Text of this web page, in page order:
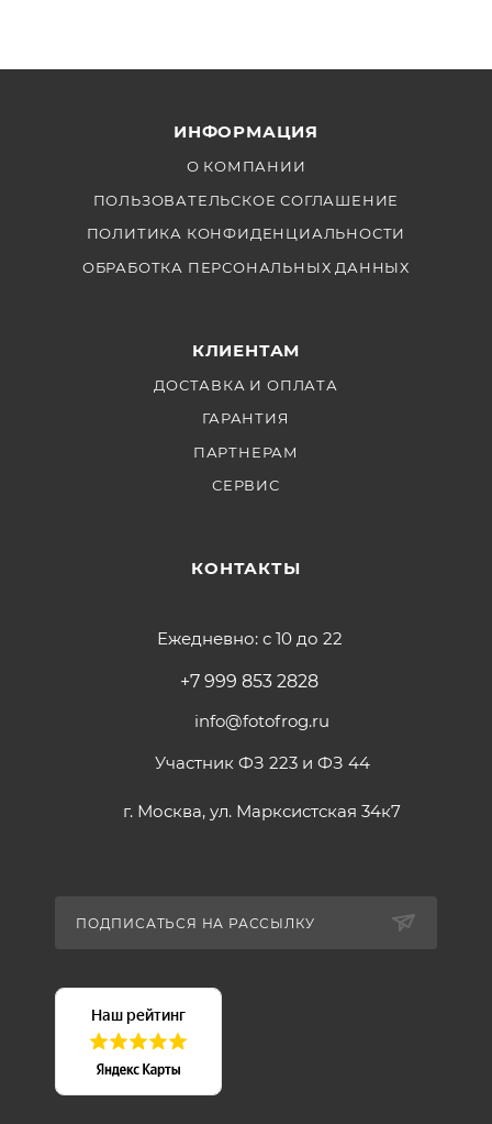
ИНФОРМАЦИЯ
О КОМПАНИИ
ПОЛЬЗОВАТЕЛЬСКОЕ СОГЛАШЕНИЕ
ПОЛИТИКА КОНФИДЕНЦИАЛЬНОСТИ
ОБРАБОТКА ПЕРСОНАЛЬНЫХ ДАННЫХ
КЛИЕНТАМ
ДОСТАВКА И ОПЛАТА
ГАРАНТИЯ
ПАРТНЕРАМ
СЕРВИС
КОНТАКТЫ
Ежедневно: с 10 до 22
+7 999 853 2828
info@fotofrog.ru
Участник ФЗ 223 и ФЗ 44
г. Москва, ул. Марксистская 34к7
ПОДПИСАТЬСЯ НА РАССЫЛКУ